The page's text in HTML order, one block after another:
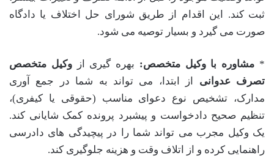
ثبت کند. این اقدام از طریق شورای حل اختلاف یا دادگاه
صورت می گیرد و بسیار توصیه می شود.
* مشاوره با وکیل متخصص: بهره گیری ازوکیل متخصص
تصرف عدوانی از ابتدا، می تواند به شما در جمع آوری
مدارک، تشخیص نوع دعوای مناسب (حقوقی یا کیفری)،
تنظیم صحیح دادخواست و پیشبرد پرونده کمک شایانی کند.
یک وکیل مجرب می تواند شما را در پیچیدگی های دادرسی
راهنمایی کرده و از اتلاف وقت و هزینه جلوگیری کند.